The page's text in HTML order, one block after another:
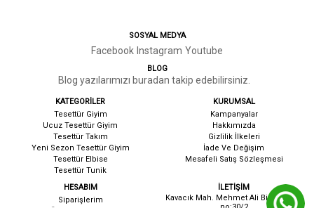
SOSYAL MEDYA
Facebook Instagram Youtube
BLOG
Blog yazılarımızı buradan takip edebilirsiniz.
KATEGORİLER
Tesettür Giyim
Ucuz Tesettür Giyim
Tesettür Takım
Yeni Sezon Tesettür Giyim
Tesettür Elbise
Tesettür Tunik
KURUMSAL
Kampanyalar
Hakkımızda
Gizlilik İlkeleri
İade Ve Değişim
Mesafeli Satış Sözleşmesi
HESABIM
Siparişlerim
İLETİŞİM
Kavacık Mah. Mehmet Ali Birand cad.